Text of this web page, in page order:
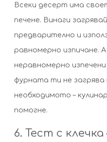
Всеки десерт има
печене. Винаги
предварително и
равномерно изпичане.
неравномерно
фурната ти не загрява
необходимото –
помогне.
6. Тест с